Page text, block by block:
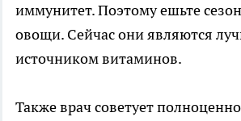
иммунитет. Поэтому ешьте
овощи. Сейчас они являются
источником витаминов.
Также врач советует